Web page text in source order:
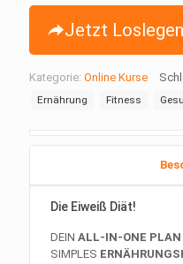
Jetzt
Kategorie: Online Kurse
Ernährung
Fitness
Die Eiweiß Diät!
DEINALL-IN-ONE PLAN
SIMPLES